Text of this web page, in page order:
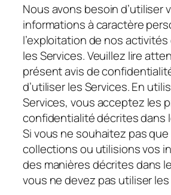
Nous avons besoin d’utiliser
informations à caractère
l’exploitation de nos
les Services. Veuillez lire
présent avis de
d’utiliser les Services. En
Services, vous acceptez les
confidentialité décrites dans
Si vous ne souhaitez pas
collections ou utilisions vos
des manières décrites dans
vous ne devez pas utiliser les